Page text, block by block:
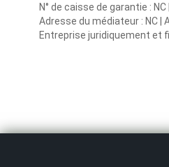
N° de caisse de garantie :
Adresse du médiateur : NC |
Entreprise juridiquement et